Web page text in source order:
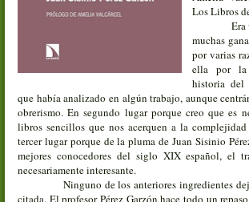
Los Libros
muchas
por varias
ella por la
historia del
que había analizado en algún trabajo, aunque
obrerismo. En segundo lugar porque creo que es
libros sencillos que nos acerquen a la
tercer lugar porque de la pluma de Juan Sisinio
mejores conocedores del siglo XIX español, el
necesariamente interesante.
Ninguno de los anteriores ingredientes
citada. El profesor Pérez Garzón hace todo un